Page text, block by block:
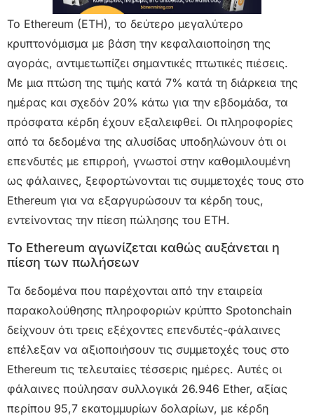
Το Ethereum (ETH), το δεύτερο μεγαλύτερο
κρυπτονόμισμα με βάση την κεφαλαιοποίηση της
αγοράς, αντιμετωπίζει σημαντικές πτωτικές πιέσεις.
Με μια πτώση της τιμής κατά 7% κατά τη διάρκεια της
ημέρας και σχεδόν 20% κάτω για την εβδομάδα, τα
πρόσφατα κέρδη έχουν εξαλειφθεί. Οι πληροφορίες
από τα δεδομένα της αλυσίδας υποδηλώνουν ότι οι
επενδυτές με επιρροή, γνωστοί στην καθομιλουμένη
ως φάλαινες, ξεφορτώνονται τις συμμετοχές τους στο
Ethereum για να εξαργυρώσουν τα κέρδη τους,
εντείνοντας την πίεση πώλησης του ETH.
Το Ethereum αγωνίζεται καθώς αυξάνεται η
πίεση των πωλήσεων
Τα δεδομένα που παρέχονται από την εταιρεία
παρακολούθησης πληροφοριών κρύπτο Spotonchain
δείχνουν ότι τρεις εξέχοντες επενδυτές-φάλαινες
επέλεξαν να αξιοποιήσουν τις συμμετοχές τους στο
Ethereum τις τελευταίες τέσσερις ημέρες. Αυτές οι
φάλαινες πούλησαν συλλογικά 26.946 Ether, αξίας
περίπου 95,7 εκατομμυρίων δολαρίων, με κέρδη